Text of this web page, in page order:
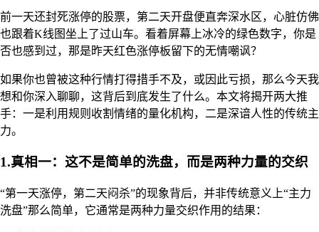
前一天还封死涨停的股票，第二天开盘便直奔深水区，心脏仿佛
也跟着K线图坐上了过山车。看着屏幕上冰冷的绿色数字，你是
否也感到过，那是昨天红色涨停板留下的无情嘲讽？
如果你也曾被这种行情打得措手不及，或因此亏损，那么今天我
想和你深入聊聊，这背后到底发生了什么。本文将揭开两大推
手：一是利用规则收割情绪的量化机构，二是深谙人性的传统主
力。
1.真相一：这不是简单的洗盘，而是两种力量的交织
“第一天涨停，第二天闷杀”的现象背后，并非传统意义上“主力
洗盘”那么简单，它通常是两种力量交织作用的结果：